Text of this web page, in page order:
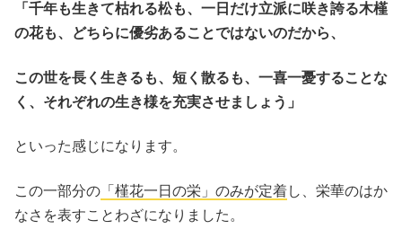
「千年も生きて枯れる松も、一日だけ立派に咲き誇る木槿
の花も、どちらに優劣あることではないのだから、
この世を長く生きるも、短く散るも、一喜一憂することな
く、それぞれの生き様を充実させましょう」
といった感じになります。
この一部分の 「槿花一日の栄」のみが定着し、栄華のはか
なさを表すことわざになりました。